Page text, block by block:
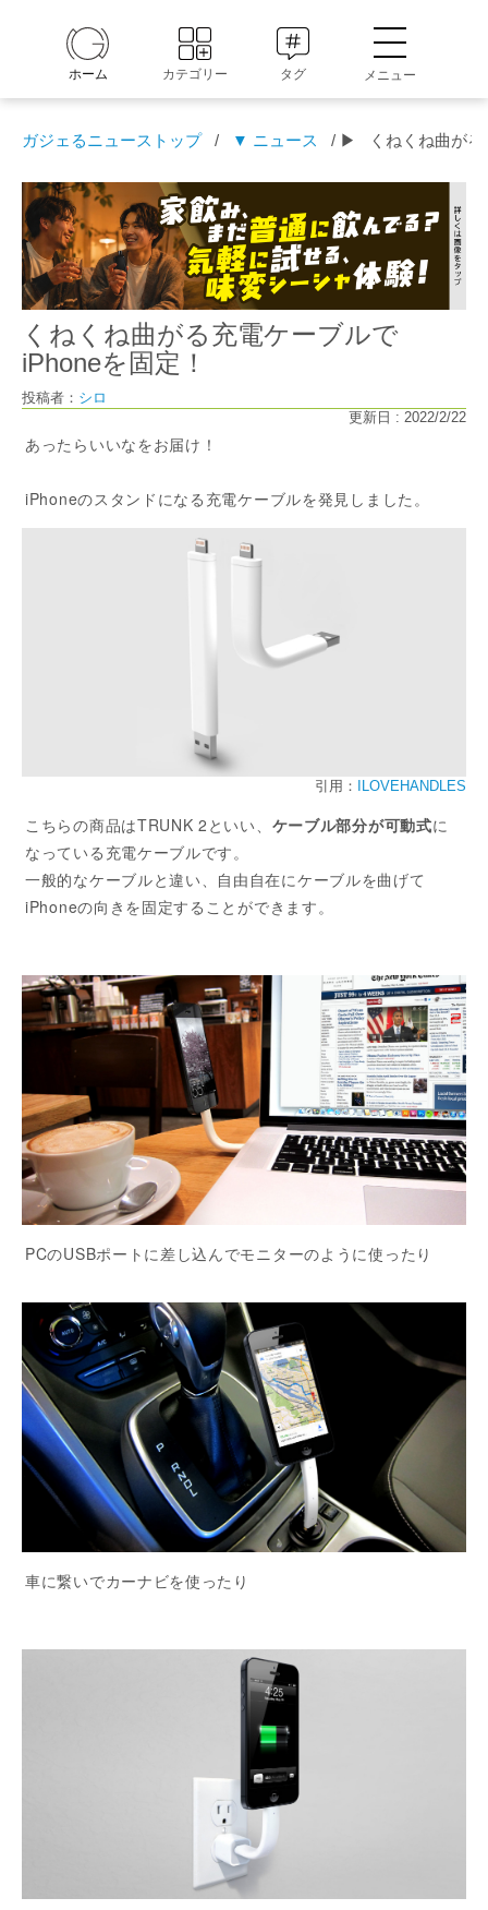
ホーム カテゴリー タグ メニュー
ガジェるニューストップ / ▼ ニュース / ▶ くねくね曲が
くねくね曲がる充電ケーブルで
iPhoneを固定！
投稿者： シロ
更新日 : 2022/2/22
あったらいいなをお届け！
iPhoneのスタンドになる充電ケーブルを発見しました。
引用： ILOVEHANDLES
こちらの商品はTRUNK 2といい、 ケーブル部分が可動式に
なっている充電ケーブルです。
一般的なケーブルと違い、自由自在にケーブルを曲げて
iPhoneの向きを固定することができます。
PCのUSBポートに差し込んでモニターのように使ったり
車に繋いでカーナビを使ったり